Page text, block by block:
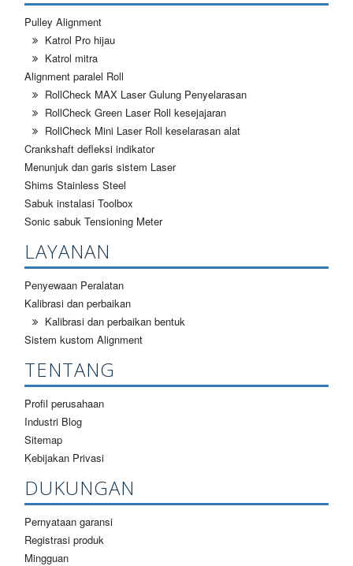
Pulley Alignment
Katrol Pro hijau
Katrol mitra
Alignment paralel Roll
RollCheck MAX Laser Gulung Penyelarasan
RollCheck Green Laser Roll kesejajaran
RollCheck Mini Laser Roll keselarasan alat
Crankshaft defleksi indikator
Menunjuk dan garis sistem Laser
Shims Stainless Steel
Sabuk instalasi Toolbox
Sonic sabuk Tensioning Meter
LAYANAN
Penyewaan Peralatan
Kalibrasi dan perbaikan
Kalibrasi dan perbaikan bentuk
Sistem kustom Alignment
TENTANG
Profil perusahaan
Industri Blog
Sitemap
Kebijakan Privasi
DUKUNGAN
Pernyataan garansi
Registrasi produk
Mingguan